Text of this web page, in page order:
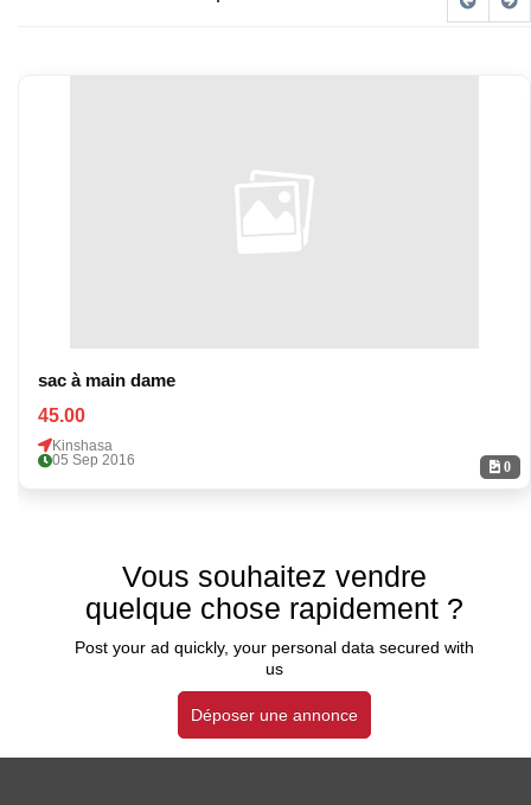
0
sac à main dame
45.00
Kinshasa
05 Sep 2016
Vous souhaitez vendre
quelque chose rapidement ?
Post your ad quickly, your personal data secured with
us
Déposer une annonce